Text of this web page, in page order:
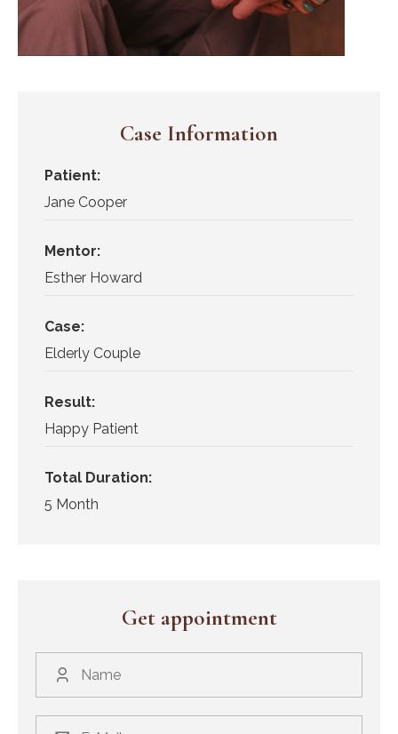
Case Information
Patient:
Jane Cooper
Mentor:
Esther Howard
Case:
Elderly Couple
Result:
Happy Patient
Total Duration:
5 Month
Get appointment